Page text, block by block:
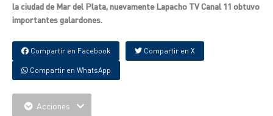
la ciudad de Mar del Plata, nuevamente Lapacho TV Canal 11 obtuvo
importantes galardones.
Compartir en Facebook Compartir en X
Compartir en WhatsApp
Acciones